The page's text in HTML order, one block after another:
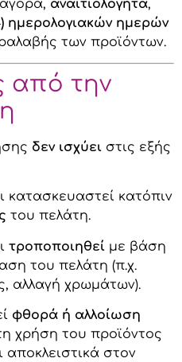
αναιτιολόγητα,
ημερολογιακών ημερών
των προϊόντων.
από την
δεν ισχύει στις εξής
κατασκευαστεί κατόπιν
του πελάτη.
τροποποιηθεί με βάση
του πελάτη (π.χ.
αλλαγή χρωμάτων).
φθορά ή αλλοίωση
χρήση του προϊόντος
αποκλειστικά στον